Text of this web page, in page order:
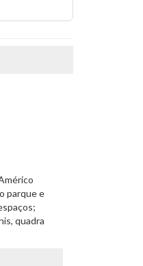
parque e
quadra